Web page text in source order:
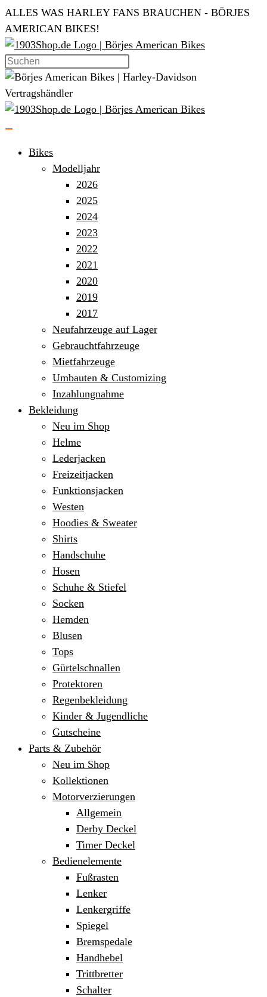
Zum
Inhalt
springen
ALLES WAS HARLEY FANS BRAUCHEN - BÖRJES
AMERICAN BIKES!
Bikes
Modelljahr
2026
2025
2024
2023
2022
2021
2020
2019
2017
Neufahrzeuge auf Lager
Gebrauchtfahrzeuge
Mietfahrzeuge
Umbauten & Customizing
Inzahlungnahme
Bekleidung
Neu im Shop
Helme
Lederjacken
Freizeitjacken
Funktionsjacken
Westen
Hoodies & Sweater
Shirts
Handschuhe
Hosen
Schuhe & Stiefel
Socken
Hemden
Blusen
Tops
Gürtelschnallen
Protektoren
Regenbekleidung
Kinder & Jugendliche
Gutscheine
Parts & Zubehör
Neu im Shop
Kollektionen
Motorverzierungen
Allgemein
Derby Deckel
Timer Deckel
Bedienelemente
Fußrasten
Lenker
Lenkergriffe
Spiegel
Bremspedale
Handhebel
Trittbretter
Schalter